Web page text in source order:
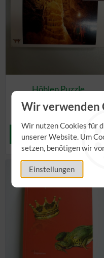
Wir verwenden
Wir nutzen Cookies für
unserer Website. Um
setzen, benötigen wir
Einstellungen
Höhlen Puzzle
4,95 €